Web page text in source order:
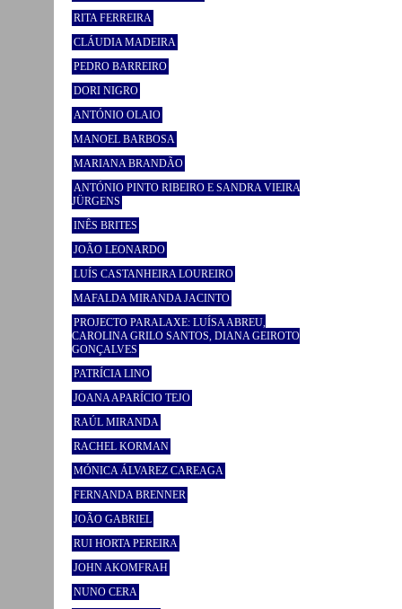
RITA FERREIRA
CLÁUDIA MADEIRA
PEDRO BARREIRO
DORI NIGRO
ANTÓNIO OLAIO
MANOEL BARBOSA
MARIANA BRANDÃO
ANTÓNIO PINTO RIBEIRO E SANDRA VIEIRA
JÜRGENS
INÊS BRITES
JOÃO LEONARDO
LUÍS CASTANHEIRA LOUREIRO
MAFALDA MIRANDA JACINTO
PROJECTO PARALAXE: LUÍSA ABREU,
CAROLINA GRILO SANTOS, DIANA GEIROTO
GONÇALVES
PATRÍCIA LINO
JOANA APARÍCIO TEJO
RAÚL MIRANDA
RACHEL KORMAN
MÓNICA ÁLVAREZ CAREAGA
FERNANDA BRENNER
JOÃO GABRIEL
RUI HORTA PEREIRA
JOHN AKOMFRAH
NUNO CERA